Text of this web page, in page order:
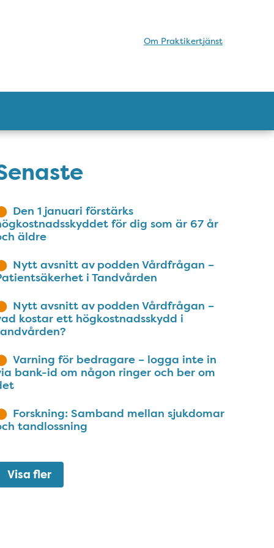
Om Praktikertjänst
Den 1 januari förstärks
för dig som är 67 år
äldre
Nytt avsnitt av podden Vårdfrågan –
i Tandvården
Nytt avsnitt av podden Vårdfrågan –
kostar ett högkostnadsskydd i
Varning för bedragare – logga inte in
bank-id om någon ringer och ber om
Forskning: Samband mellan sjukdomar
tandlossning
Visa fler